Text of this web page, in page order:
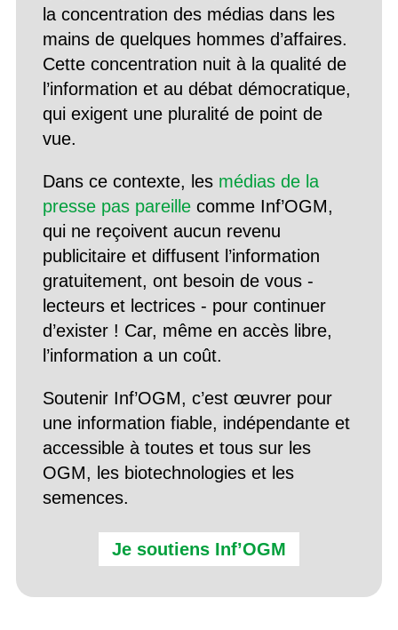
la concentration des médias dans les
mains de quelques hommes d’affaires.
Cette concentration nuit à la qualité de
l’information et au débat démocratique,
qui exigent une pluralité de point de
vue.
Dans ce contexte, les médias de la
presse pas pareillecomme Inf’OGM,
qui ne reçoivent aucun revenu
publicitaire et diffusent l’information
gratuitement, ont besoin de vous -
lecteurs et lectrices - pour continuer
d’exister ! Car, même en accès libre,
l’information a un coût.
Soutenir Inf’OGM, c’est œuvrer pour
une information fiable, indépendante et
accessible à toutes et tous sur les
OGM, les biotechnologies et les
semences.
Je soutiens Inf’OGM